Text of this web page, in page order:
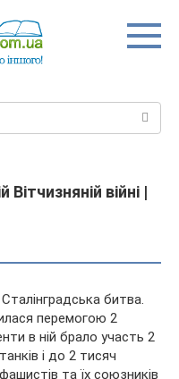
війні |
битва.
перемогою 2
в ній брало участь 2
і до 2 тисяч
та їх союзників